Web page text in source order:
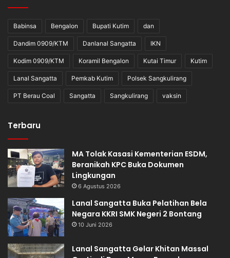
Babinsa Bengalon Bupati Kutim dan
Dandim 0909/KTM Danlanal Sangatta IKN
Kodim 0909/KTM Koramil Bengalon Kutai Timur Kutim
Lanal Sangatta Pemkab Kutim Polsek Sangkulirang
PT Berau Coal Sangatta Sangkulirang vaksin
Terbaru
MA Tolak Kasasi Kementerian ESDM,
Beranikah KPC Buka Dokumen
Lingkungan
6 Agustus 2026
Lanal Sangatta Buka Pelatihan Bela
Negara KKRI SMK Negeri 2 Bontang
10 Juni 2026
Lanal Sangatta Gelar Khitan Massal